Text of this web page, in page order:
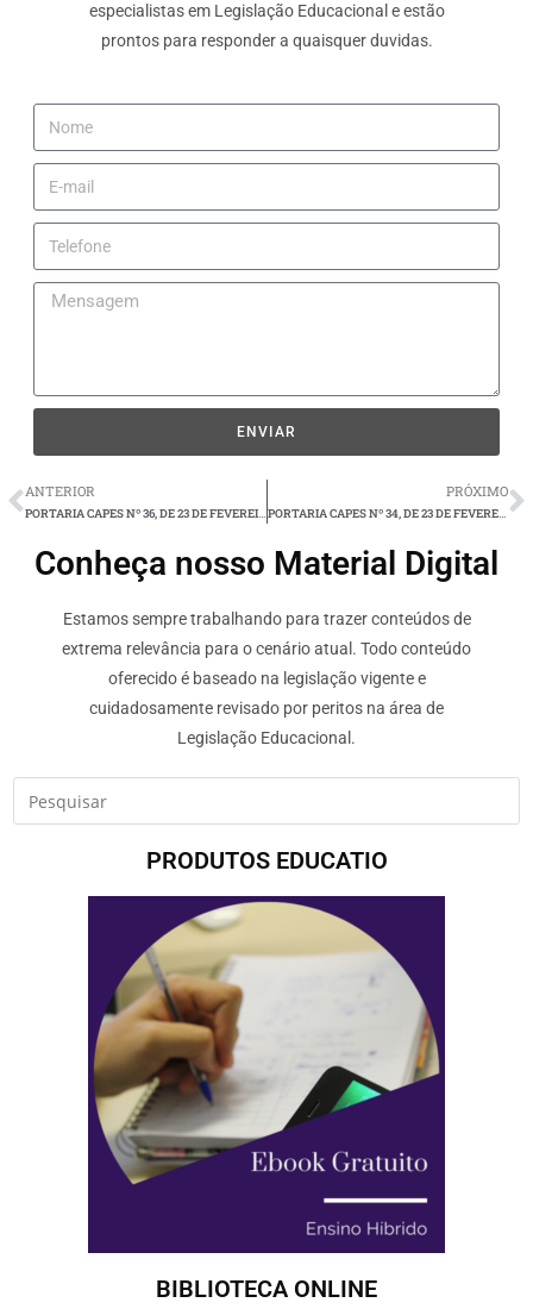
especialistas em Legislação Educacional e estão
prontos para responder a quaisquer duvidas.
ENVIAR
ANTERIOR
PORTARIA CAPES Nº 36, DE 23 DE FEVEREIRO DE 2023
PRÓXIMO
PORTARIA CAPES Nº 34, DE 23 DE FEVEREIRO DE 2023
Conheça nosso Material Digital
Estamos sempre trabalhando para trazer conteúdos de
extrema relevância para o cenário atual. Todo conteúdo
oferecido é baseado na legislação vigente e
cuidadosamente revisado por peritos na área de
Legislação Educacional.
PRODUTOS EDUCATIO
BIBLIOTECA ONLINE